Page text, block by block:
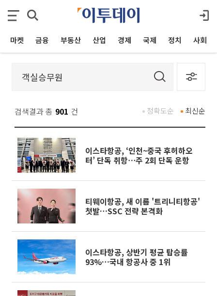
마켓 금융 부동산 산업 경제 국제 정치 사회
검색결과 총 901 건 최신순
정확도순
이스타항공, ‘인천~중국 후허하오
터’ 단독 취항⋯주 2회 단독 운항
티웨이항공, 새 이름 '트리니티항공'
첫발…SSC 전략 본격화
이스타항공, 상반기 평균 탑승률
93%…국내 항공사 중 1위